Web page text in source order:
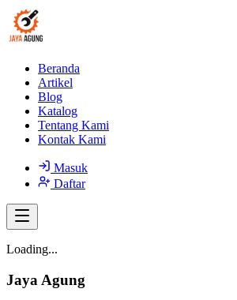
Beranda
Artikel
Blog
Katalog
Tentang Kami
Kontak Kami
Masuk
Daftar
Loading...
Jaya Agung